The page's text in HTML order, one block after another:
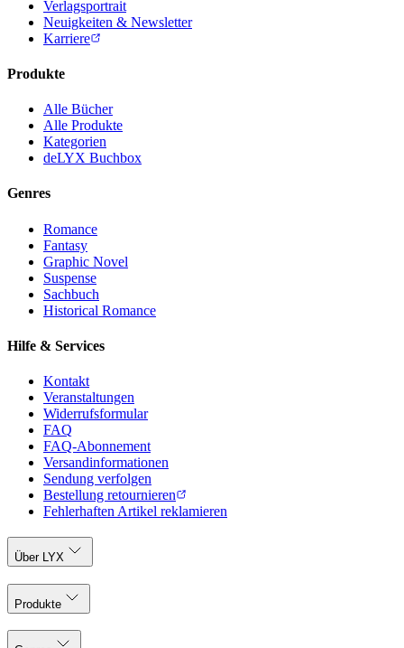
Verlagsportrait
Neuigkeiten & Newsletter
Karriere
Produkte
Alle Bücher
Alle Produkte
Kategorien
deLYX Buchbox
Genres
Romance
Fantasy
Graphic Novel
Suspense
Sachbuch
Historical Romance
Hilfe & Services
Kontakt
Veranstaltungen
Widerrufsformular
FAQ
FAQ-Abonnement
Versandinformationen
Sendung verfolgen
Bestellung retournieren
Fehlerhaften Artikel reklamieren
Über LYX
Produkte